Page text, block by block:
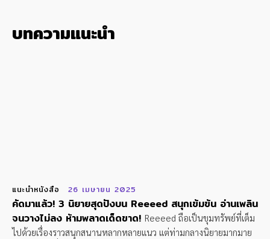
บทความแนะนำ
แนะนำหนังสือ 26 เมษายน 2025
คัดมาแล้ว! 3 นิยายสุดปังบน Reeeed สนุกเข้มข้น อ่านเพลิน
จนวางไม่ลง ห้ามพลาดเด็ดขาด! Reeeed ถือเป็นขุมทรัพย์ที่เต็ม
ไปด้วยเรื่องราวสนุกสนานหลากหลายแนว แต่ท่ามกลางนิยายมากมาย